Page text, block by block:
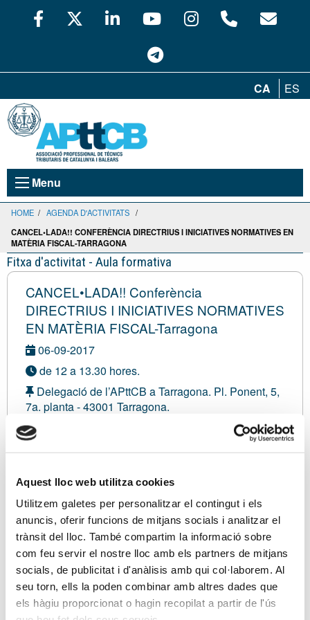
Aquest lloc web utilitza cookies
Utilitzem galetes per personalitzar el contingut i els
anuncis, oferir funcions de mitjans socials i analitzar el
trànsit del lloc. També compartim la informació sobre
com feu servir el nostre lloc amb els partners de mitjans
socials, de publicitat i d'anàlisis amb qui col·laborem. Al
seu torn, ells la poden combinar amb altres dades que
els hàgiu proporcionat o hagin recopilat a partir de l'ús
CA ES
Menu
HOME / AGENDA D'ACTIVITATS /
CANCEL•LADA!! CONFERÈNCIA DIRECTRIUS I INICIATIVES NORMATIVES EN
MATÈRIA FISCAL-TARRAGONA
Fitxa d'activitat - Aula formativa
CANCEL•LADA!! Conferència
DIRECTRIUS I INICIATIVES NORMATIVES
EN MATÈRIA FISCAL-Tarragona
06-09-2017
de 12 a 13.30 hores.
Delegació de l’APttCB a Tarragona. Pl. Ponent, 5,
7a. planta - 43001 Tarragona.
Amb inscripció de pagament
Sóc associat/ada
Ponents
Sr. Alberto García Varela Director General de
Tributos. Ministerio de Hacienda y Función Pública.